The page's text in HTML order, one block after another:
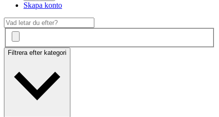
Skapa konto
Filtrera efter kategori